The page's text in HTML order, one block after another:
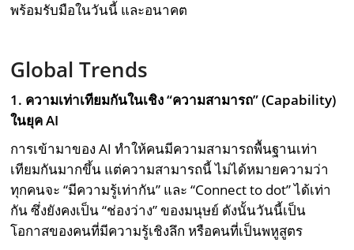
พร้อมรับมือในวันนี้ และอนาคต
Global Trends
1. ความเท่าเทียมกันในเชิง “ความสามารถ” (Capability)
ในยุคAI
การเข้ามาของ AI ทำให้คนมีความสามารถพื้นฐานเท่า
เทียมกันมากขึ้น แต่ความสามารถนี้ ไม่ได้หมายความว่า
ทุกคนจะ “มีความรู้เท่ากัน” และ “Connect to dot” ได้เท่า
กัน ซึ่งยังคงเป็น “ช่องว่าง” ของมนุษย์ ดังนั้นวันนี้เป็น
โอกาสของคนที่มีความรู้เชิงลึก หรือคนที่เป็นพหูสูตร